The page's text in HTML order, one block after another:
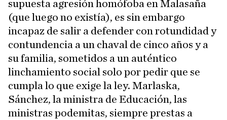
supuesta agresión homófoba en Malasaña
(que luego no existía), es sin embargo
incapaz de salir a defender con rotundidad y
contundencia a un chaval de cinco años y a
su familia, sometidos a un auténtico
linchamiento social solo por pedir que se
cumpla lo que exige la ley. Marlaska,
Sánchez, la ministra de Educación, las
ministras podemitas, siempre prestas a